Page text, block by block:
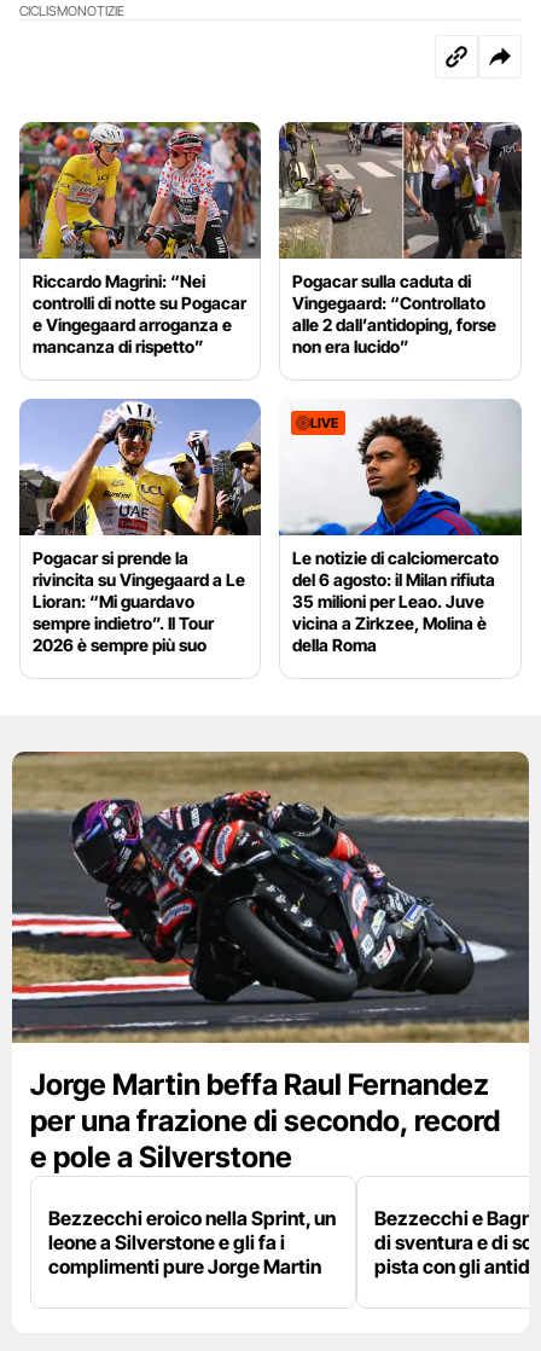
CICLISMONOTIZIE
Riccardo Magrini: “Nei
controlli di notte su Pogacar
e Vingegaard arroganza e
mancanza di rispetto”
Pogacar sulla caduta di
Vingegaard: “Controllato
alle 2 dall’antidoping, forse
non era lucido”
Pogacar si prende la
rivincita su Vingegaard a Le
Lioran: “Mi guardavo
sempre indietro”. Il Tour
2026 è sempre più suo
LIVE
Le notizie di calciomercato
del 6 agosto: il Milan rifiuta
35 milioni per Leao. Juve
vicina a Zirkzee, Molina è
della Roma
Jorge Martin beffa Raul Fernandez
per una frazione di secondo, record
e pole a Silverstone
Bezzecchi eroico nella Sprint, un
leone a Silverstone e gli fa i
complimenti pure Jorge Martin
Bezzecchi e
di sventura e di
pista con gli